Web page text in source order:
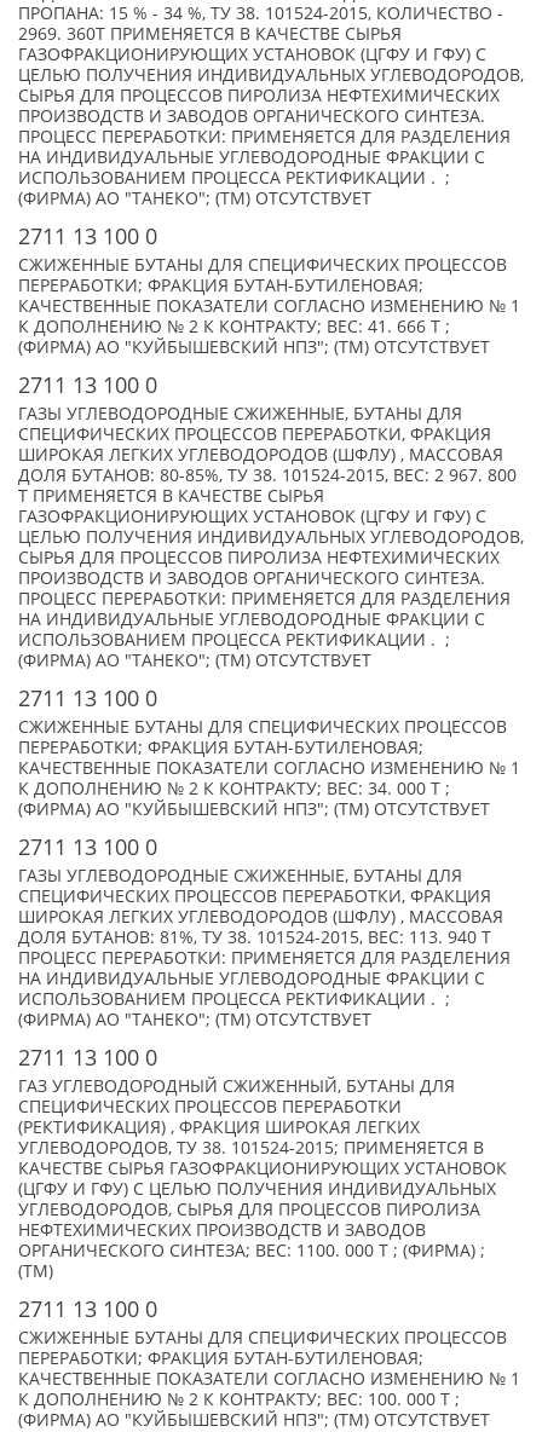
ПРОПАНА: 15 % - 34 %, ТУ 38. 101524-2015, КОЛИЧЕСТВО -
2969. 360Т ПРИМЕНЯЕТСЯ В КАЧЕСТВЕ СЫРЬЯ
ГАЗОФРАКЦИОНИРУЮЩИХ УСТАНОВОК (ЦГФУ И ГФУ) С
ЦЕЛЬЮ ПОЛУЧЕНИЯ ИНДИВИДУАЛЬНЫХ УГЛЕВОДОРОДОВ,
СЫРЬЯ ДЛЯ ПРОЦЕССОВ ПИРОЛИЗА НЕФТЕХИМИЧЕСКИХ
ПРОИЗВОДСТВ И ЗАВОДОВ ОРГАНИЧЕСКОГО СИНТЕЗА.
ПРОЦЕСС ПЕРЕРАБОТКИ: ПРИМЕНЯЕТСЯ ДЛЯ РАЗДЕЛЕНИЯ
НА ИНДИВИДУАЛЬНЫЕ УГЛЕВОДОРОДНЫЕ ФРАКЦИИ С
ИСПОЛЬЗОВАНИЕМ ПРОЦЕССА РЕКТИФИКАЦИИ . ;
(ФИРМА) АО "ТАНЕКО"; (TM) ОТСУТСТВУЕТ
2711 13 100 0
СЖИЖЕННЫЕ БУТАНЫ ДЛЯ СПЕЦИФИЧЕСКИХ ПРОЦЕССОВ
ПЕРЕРАБОТКИ; ФРАКЦИЯ БУТАН-БУТИЛЕНОВАЯ;
КАЧЕСТВЕННЫЕ ПОКАЗАТЕЛИ СОГЛАСНО ИЗМЕНЕНИЮ № 1
К ДОПОЛНЕНИЮ № 2 К КОНТРАКТУ; ВЕС: 41. 666 Т ;
(ФИРМА) АО "КУЙБЫШЕВСКИЙ НПЗ"; (TM) ОТСУТСТВУЕТ
2711 13 100 0
ГАЗЫ УГЛЕВОДОРОДНЫЕ СЖИЖЕННЫЕ, БУТАНЫ ДЛЯ
СПЕЦИФИЧЕСКИХ ПРОЦЕССОВ ПЕРЕРАБОТКИ, ФРАКЦИЯ
ШИРОКАЯ ЛЕГКИХ УГЛЕВОДОРОДОВ (ШФЛУ) , МАССОВАЯ
ДОЛЯ БУТАНОВ: 80-85%, ТУ 38. 101524-2015, ВЕС: 2 967. 800
Т ПРИМЕНЯЕТСЯ В КАЧЕСТВЕ СЫРЬЯ
ГАЗОФРАКЦИОНИРУЮЩИХ УСТАНОВОК (ЦГФУ И ГФУ) С
ЦЕЛЬЮ ПОЛУЧЕНИЯ ИНДИВИДУАЛЬНЫХ УГЛЕВОДОРОДОВ,
СЫРЬЯ ДЛЯ ПРОЦЕССОВ ПИРОЛИЗА НЕФТЕХИМИЧЕСКИХ
ПРОИЗВОДСТВ И ЗАВОДОВ ОРГАНИЧЕСКОГО СИНТЕЗА.
ПРОЦЕСС ПЕРЕРАБОТКИ: ПРИМЕНЯЕТСЯ ДЛЯ РАЗДЕЛЕНИЯ
НА ИНДИВИДУАЛЬНЫЕ УГЛЕВОДОРОДНЫЕ ФРАКЦИИ С
ИСПОЛЬЗОВАНИЕМ ПРОЦЕССА РЕКТИФИКАЦИИ . ;
(ФИРМА) АО "ТАНЕКО"; (TM) ОТСУТСТВУЕТ
2711 13 100 0
СЖИЖЕННЫЕ БУТАНЫ ДЛЯ СПЕЦИФИЧЕСКИХ ПРОЦЕССОВ
ПЕРЕРАБОТКИ; ФРАКЦИЯ БУТАН-БУТИЛЕНОВАЯ;
КАЧЕСТВЕННЫЕ ПОКАЗАТЕЛИ СОГЛАСНО ИЗМЕНЕНИЮ № 1
К ДОПОЛНЕНИЮ № 2 К КОНТРАКТУ; ВЕС: 34. 000 Т ;
(ФИРМА) АО "КУЙБЫШЕВСКИЙ НПЗ"; (TM) ОТСУТСТВУЕТ
2711 13 100 0
ГАЗЫ УГЛЕВОДОРОДНЫЕ СЖИЖЕННЫЕ, БУТАНЫ ДЛЯ
СПЕЦИФИЧЕСКИХ ПРОЦЕССОВ ПЕРЕРАБОТКИ, ФРАКЦИЯ
ШИРОКАЯ ЛЕГКИХ УГЛЕВОДОРОДОВ (ШФЛУ) , МАССОВАЯ
ДОЛЯ БУТАНОВ: 81%, ТУ 38. 101524-2015, ВЕС: 113. 940 Т
ПРОЦЕСС ПЕРЕРАБОТКИ: ПРИМЕНЯЕТСЯ ДЛЯ РАЗДЕЛЕНИЯ
НА ИНДИВИДУАЛЬНЫЕ УГЛЕВОДОРОДНЫЕ ФРАКЦИИ С
ИСПОЛЬЗОВАНИЕМ ПРОЦЕССА РЕКТИФИКАЦИИ . ;
(ФИРМА) АО "ТАНЕКО"; (TM) ОТСУТСТВУЕТ
2711 13 100 0
ГАЗ УГЛЕВОДОРОДНЫЙ СЖИЖЕННЫЙ, БУТАНЫ ДЛЯ
СПЕЦИФИЧЕСКИХ ПРОЦЕССОВ ПЕРЕРАБОТКИ
(РЕКТИФИКАЦИЯ) , ФРАКЦИЯ ШИРОКАЯ ЛЕГКИХ
УГЛЕВОДОРОДОВ, ТУ 38. 101524-2015; ПРИМЕНЯЕТСЯ В
КАЧЕСТВЕ СЫРЬЯ ГАЗОФРАКЦИОНИРУЮЩИХ УСТАНОВОК
(ЦГФУ И ГФУ) С ЦЕЛЬЮ ПОЛУЧЕНИЯ ИНДИВИДУАЛЬНЫХ
УГЛЕВОДОРОДОВ, СЫРЬЯ ДЛЯ ПРОЦЕССОВ ПИРОЛИЗА
НЕФТЕХИМИЧЕСКИХ ПРОИЗВОДСТВ И ЗАВОДОВ
ОРГАНИЧЕСКОГО СИНТЕЗА; ВЕС: 1100. 000 Т ; (ФИРМА) ;
(TM)
2711 13 100 0
СЖИЖЕННЫЕ БУТАНЫ ДЛЯ СПЕЦИФИЧЕСКИХ ПРОЦЕССОВ
ПЕРЕРАБОТКИ; ФРАКЦИЯ БУТАН-БУТИЛЕНОВАЯ;
КАЧЕСТВЕННЫЕ ПОКАЗАТЕЛИ СОГЛАСНО ИЗМЕНЕНИЮ № 1
К ДОПОЛНЕНИЮ № 2 К КОНТРАКТУ; ВЕС: 100. 000 Т ;
(ФИРМА) АО "КУЙБЫШЕВСКИЙ НПЗ"; (TM) ОТСУТСТВУЕТ